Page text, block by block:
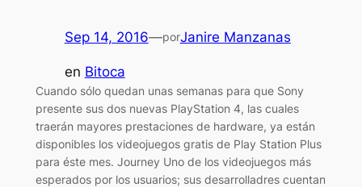
Sep 14, 2016—porJanire Manzanas
en Bitoca
Cuando sólo quedan unas semanas para que Sony
presente sus dos nuevas PlayStation 4, las cuales
traerán mayores prestaciones de hardware, ya están
disponibles los videojuegos gratis de Play Station Plus
para éste mes. Journey Uno de los videojuegos más
esperados por los usuarios; sus desarrolladres cuentan